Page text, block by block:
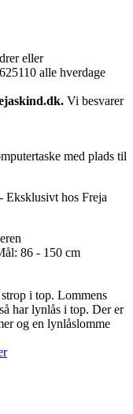
eller
alle hverdage
Vi besvarer
med plads til
hos Freja
86 - 150 cm
i top. Lommens
har lynlås i top. Der er
og en lynlåslomme